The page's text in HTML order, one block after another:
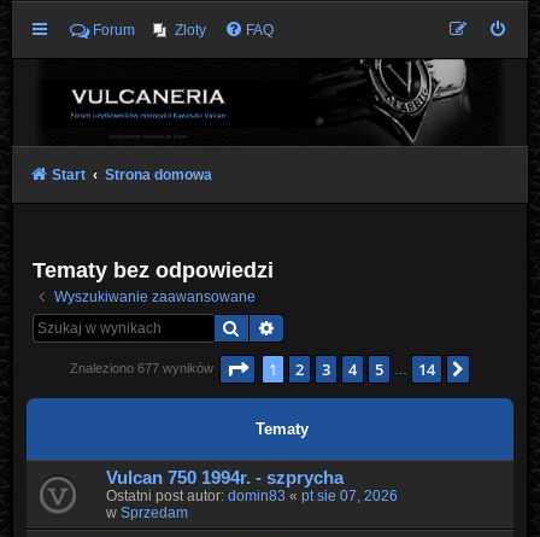
Forum Zloty FAQ
Start Strona domowa
Tematy bez odpowiedzi
Wyszukiwanie zaawansowane
Szukaj
Znaleziono 677 wyników Strona1 z14
1 2 3 4 5 14
Tematy
Vulcan 750 1994r. - szprycha
Ostatni post autor: domin83 « pt sie 07, 2026
w Sprzedam